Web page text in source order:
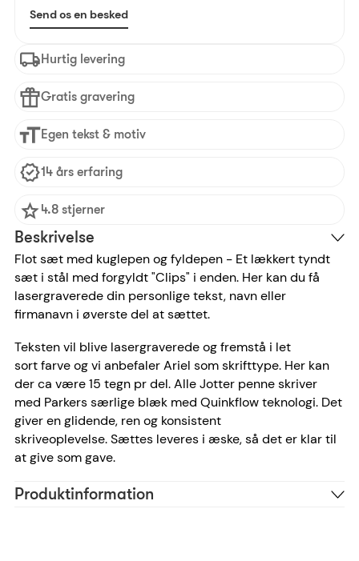
Send os en besked
Hurtig levering
Gratis gravering
Egen tekst & motiv
14 års erfaring
4.8 stjerner
Beskrivelse
Flot sæt med kuglepen og fyldepen - Et lækkert tyndt
sæt i stål med forgyldt "Clips" i enden. Her kan du få
lasergraverede din personlige tekst, navn eller
firmanavn i øverste del at sættet.
Teksten vil blive lasergraverede og fremstå i let
sort farve og vi anbefaler Ariel som skrifttype. Her kan
der ca være 15 tegn pr del. Alle Jotter penne skriver
med Parkers særlige blæk med Quinkflow teknologi. Det
giver en glidende, ren og konsistent
skriveoplevelse.Sættes leveres i æske, så det er klar til
at give som gave.
Produktinformation